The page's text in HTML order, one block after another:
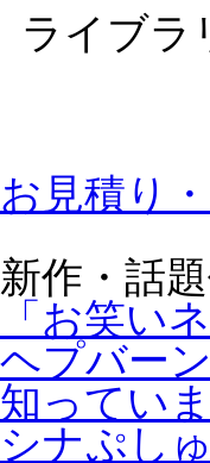
ライブラ
お見積り
新作・話
「お笑い
ヘプバー
知ってい
シナぷし